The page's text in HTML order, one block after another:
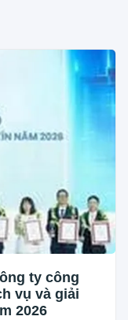
ty công
vụ và giải
2026